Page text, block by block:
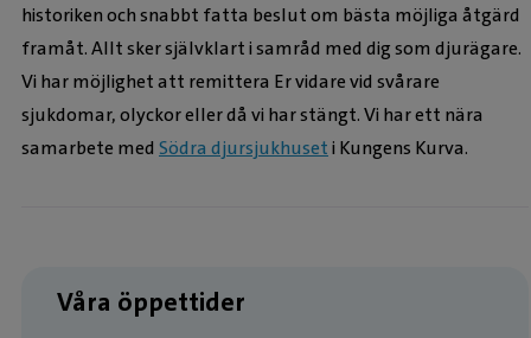
historiken och snabbt fatta beslut om bästa möjliga åtgärd
framåt. Allt sker självklart i samråd med dig som djurägare.
Vi har möjlighet att remittera Er vidare vid svårare
sjukdomar, olyckor eller då vi har stängt. Vi har ett nära
samarbete med Södra djursjukhuseti Kungens Kurva.
Våra öppettider